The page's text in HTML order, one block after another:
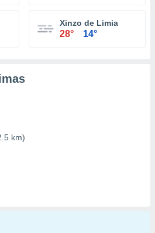
Xinzo de Limia
28° 14°
km)